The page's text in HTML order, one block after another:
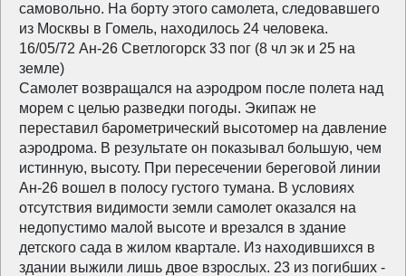
самовольно. На борту этого самолета, следовавшего
из Москвы в Гомель, находилось 24 человека.
16/05/72 Ан-26 Светлогорск 33 пог (8 чл эк и 25 на
земле)
Самолет возвращался на аэродром после полета над
морем с целью разведки погоды. Экипаж не
переставил барометрический высотомер на давление
аэродрома. В результате он показывал большую, чем
истинную, высоту. При пересечении береговой линии
Ан-26 вошел в полосу густого тумана. В условиях
отсутствия видимости земли самолет оказался на
недопустимо малой высоте и врезался в здание
детского сада в жилом квартале. Из находившихся в
здании выжили лишь двое взрослых. 23 из погибших -